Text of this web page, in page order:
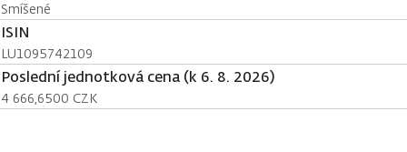
Smíšené
ISIN
LU1095742109
Poslední jednotková cena (k 6. 8. 2026)
4 666,6500 CZK